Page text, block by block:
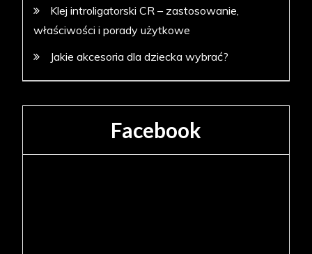
Klej introligatorski CR – zastosowanie,
właściwości i porady użytkowe
Jakie akcesoria dla dziecka wybrać?
Facebook